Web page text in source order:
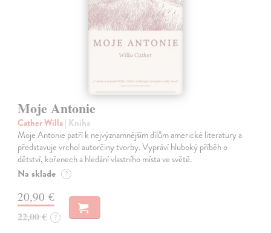
Moje Antonie
Cather Willa| Kniha
Moje Antonie patří k nejvýznamnějším dílům americké literatury a
představuje vrchol autorčiny tvorby. Vypráví hluboký příběh o
dětství, kořenech a hledání vlastního místa ve světě.
Na sklade ?
20,90 €
22,00 € ?